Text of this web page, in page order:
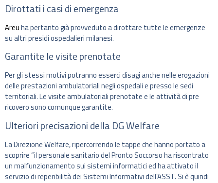
Dirottati i casi di emergenza
Areuha pertanto già provveduto a dirottare tutte le emergenze
su altri presidi ospedalieri milanesi.
Garantite le visite prenotate
Per gli stessi motivi potranno esserci disagi anche nelle erogazioni
delle prestazioni ambulatoriali negli ospedali e presso le sedi
territoriali. Le visite ambulatoriali prenotate e le attività di pre
ricovero sono comunque garantite.
Ulteriori precisazioni della DG Welfare
La Direzione Welfare, ripercorrendo le tappe che hanno portato a
scoprire “il personale sanitario del Pronto Soccorso ha riscontrato
un malfunzionamento sui sistemi informatici ed ha attivato il
servizio di reperibilità dei Sistemi Informativi dell’ASST. Si è quindi